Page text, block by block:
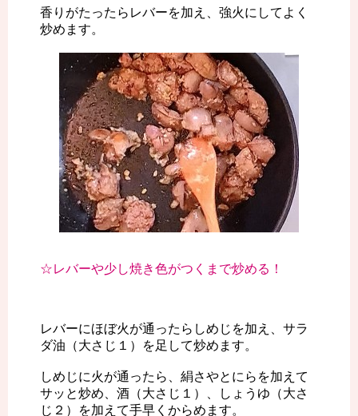
香りがたったらレバーを加え、強火にしてよく
炒めます。
☆レバーや少し焼き色がつくまで炒める！
レバーにほぼ火が通ったらしめじを加え、サラ
ダ油（大さじ１）を足して炒めます。
しめじに火が通ったら、絹さやとにらを加えて
サッと炒め、酒（大さじ１）、しょうゆ（大さ
じ２）を加えて手早くからめます。